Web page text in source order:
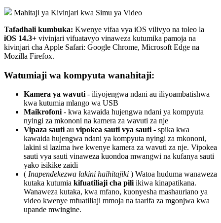
Mahitaji ya Kivinjari kwa Simu ya Video
Tafadhali kumbuka: Kwenye vifaa vya iOS vilivyo na toleo la
iOS 14.3+ vivinjari vifuatavyo vinaweza kutumika pamoja na
kivinjari cha Apple Safari: Google Chrome, Microsoft Edge na
Mozilla Firefox.
Watumiaji wa kompyuta wanahitaji:
Kamera ya wavuti - iliyojengwa ndani au iliyoambatishwa
kwa kutumia mlango wa USB
Maikrofoni - kwa kawaida hujengwa ndani ya kompyuta
nyingi za mkononi na kamera za wavuti za nje
Vipaza sauti au vipokea sauti vya sauti - spika kwa
kawaida hujengwa ndani ya kompyuta nyingi za mkononi,
lakini si lazima iwe kwenye kamera za wavuti za nje. Vipokea
sauti vya sauti vinaweza kuondoa mwangwi na kufanya sauti
yako isikike zaidi
( Inapendekezwa lakini haihitajiki ) Watoa huduma wanaweza
kutaka kutumia kifuatiliaji cha pili ikiwa kinapatikana.
Wanaweza kutaka, kwa mfano, kuonyesha mashauriano ya
video kwenye mfuatiliaji mmoja na taarifa za mgonjwa kwa
upande mwingine.